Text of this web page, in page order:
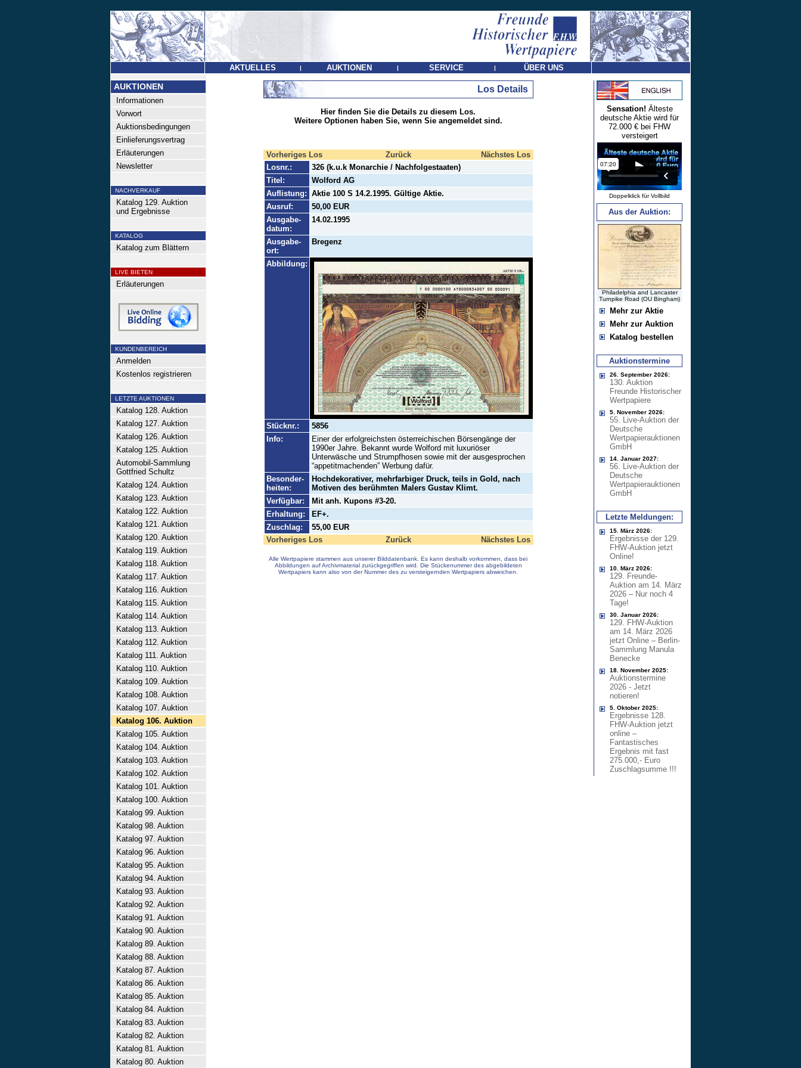
AKTUELLES | AUKTIONEN | SERVICE | ÜBER UNS
AUKTIONEN
Informationen
Vorwort
Auktionsbedingungen
Einlieferungsvertrag
Erläuterungen
Newsletter
NACHVERKAUF
Katalog 129. Auktion
und Ergebnisse
KATALOG
Katalog zum Blättern
LIVE BIETEN
Erläuterungen
KUNDENBEREICH
Anmelden
Kostenlos registrieren
LETZTE AUKTIONEN
Katalog 128. Auktion
Katalog 127. Auktion
Katalog 126. Auktion
Katalog 125. Auktion
Automobil-Sammlung
Gottfried Schultz
Katalog 124. Auktion
Katalog 123. Auktion
Katalog 122. Auktion
Katalog 121. Auktion
Katalog 120. Auktion
Katalog 119. Auktion
Katalog 118. Auktion
Katalog 117. Auktion
Katalog 116. Auktion
Katalog 115. Auktion
Katalog 114. Auktion
Katalog 113. Auktion
Katalog 112. Auktion
Katalog 111. Auktion
Katalog 110. Auktion
Katalog 109. Auktion
Katalog 108. Auktion
Katalog 107. Auktion
Katalog 106. Auktion
Katalog 105. Auktion
Katalog 104. Auktion
Katalog 103. Auktion
Katalog 102. Auktion
Katalog 101. Auktion
Katalog 100. Auktion
Katalog 99. Auktion
Katalog 98. Auktion
Katalog 97. Auktion
Katalog 96. Auktion
Katalog 95. Auktion
Katalog 94. Auktion
Katalog 93. Auktion
Katalog 92. Auktion
Katalog 91. Auktion
Katalog 90. Auktion
Katalog 89. Auktion
Katalog 88. Auktion
Katalog 87. Auktion
Katalog 86. Auktion
Katalog 85. Auktion
Katalog 84. Auktion
Katalog 83. Auktion
Katalog 82. Auktion
Katalog 81. Auktion
Katalog 80. Auktion
Los Details
Hier finden Sie die Details zu diesem Los.
Weitere Optionen haben Sie, wenn Sie angemeldet sind.
Vorheriges Los Zurück
Nächstes Los
Losnr.:
326 (k.u.k Monarchie / Nachfolgestaaten)
Titel:
Wolford AG
Auflistung: Aktie 100 S 14.2.1995. Gültige Aktie.
Ausruf:
50,00 EUR
Ausgabe-
datum:
14.02.1995
Ausgabe-
ort:
Bregenz
Abbildung:
Stücknr.:
5856
Info:
Einer der erfolgreichsten österreichischen Börsengänge der
1990er Jahre. Bekannt wurde Wolford mit luxuriöser
Unterwäsche und Strumpfhosen sowie mit der ausgesprochen
“appetitmachenden” Werbung dafür.
Besonder-
heiten:
Hochdekorativer, mehrfarbiger Druck, teils in Gold, nach
Motiven des berühmten Malers Gustav Klimt.
Verfügbar:
Mit anh. Kupons #3-20.
Erhaltung:
EF+.
Zuschlag:
55,00 EUR
Vorheriges Los
Zurück Nächstes Los
Alle Wertpapiere stammen aus unserer Bilddatenbank. Es kann deshalb vorkommen, dass bei
Abbildungen auf Archivmaterial zurückgegriffen wird. Die Stückenummer des abgebildeten
Wertpapiers kann also von der Nummer des zu versteigernden Wertpapiers abweichen.
Sensation! Älteste
deutsche Aktie wird für
72.000 € bei FHW
versteigert
Doppelklick für Vollbild
Aus der Auktion:
Philadelphia and Lancaster
Turnpike Road (OU Bingham)
Mehr zur Aktie
Mehr zur Auktion
Katalog bestellen
Auktionstermine
26. September 2026:
130. Auktion
Freunde Historischer
Wertpapiere
5. November 2026:
55. Live-Auktion der
Deutsche
Wertpapierauktionen
GmbH
14. Januar 2027:
56. Live-Auktion der
Deutsche
Wertpapierauktionen
GmbH
Letzte Meldungen:
15. März 2026:
Ergebnisse der 129.
FHW-Auktion jetzt
Online!
10. März 2026:
129. Freunde-
Auktion am 14. März
2026 – Nur noch 4
Tage!
30. Januar 2026:
129. FHW-Auktion
am 14. März 2026
jetzt Online – Berlin-
Sammlung Manula
Benecke
18. November 2025:
Auktionstermine
2026 - Jetzt
notieren!
5. Oktober 2025:
Ergebnisse 128.
FHW-Auktion jetzt
online –
Fantastisches
Ergebnis mit fast
275.000,- Euro
Zuschlagsumme !!!